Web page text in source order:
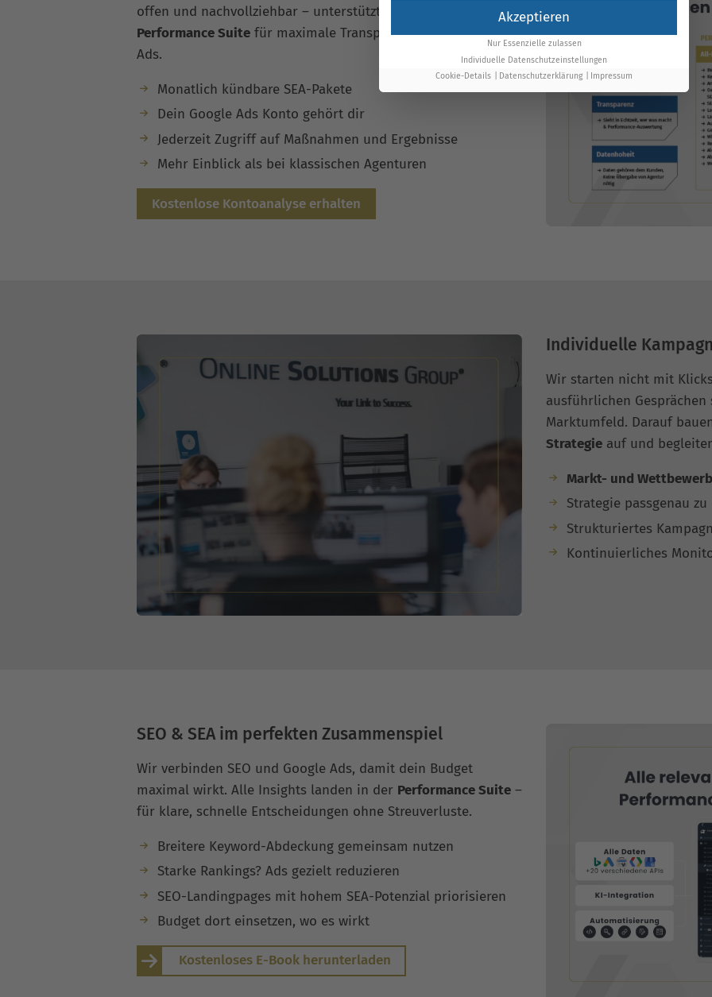
offen und nachvollziehbar – unterstützt durch unsere
Performance Suite für maximale Transparenz in deinen Google
Ads.
Monatlich kündbare SEA-Pakete
Dein Google Ads Konto gehört dir
Jederzeit Zugriff auf Maßnahmen und Ergebnisse
Mehr Einblick als bei klassischen Agenturen
Kostenlose Kontoanalyse erhalten
Individuelle
Wir starten nicht mit
ausführlichen
Marktumfeld. Darauf
Strategie auf und
Markt- und
Strategie passgenau
Strukturiertes
Kontinuierliches
SEO & SEA im perfekten Zusammenspiel
Wir verbinden SEO und Google Ads, damit dein Budget
maximal wirkt. Alle Insights landen in der Performance Suite –
für klare, schnelle Entscheidungen ohne Streuverluste.
Breitere Keyword-Abdeckung gemeinsam nutzen
Starke Rankings? Ads gezielt reduzieren
SEO-Landingpages mit hohem SEA-Potenzial priorisieren
Budget dort einsetzen, wo es wirkt
Kostenloses E-Book herunterladen
Akzeptieren
Nur Essenzielle zulassen
Individuelle Datenschutzeinstellungen
Cookie-Details
Datenschutzerklärung Impressum